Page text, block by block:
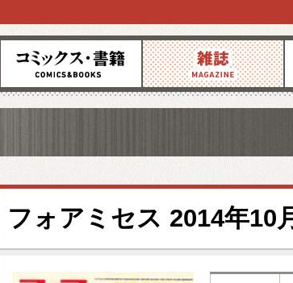
コミックス 雑誌
フォアミセス 2014年10